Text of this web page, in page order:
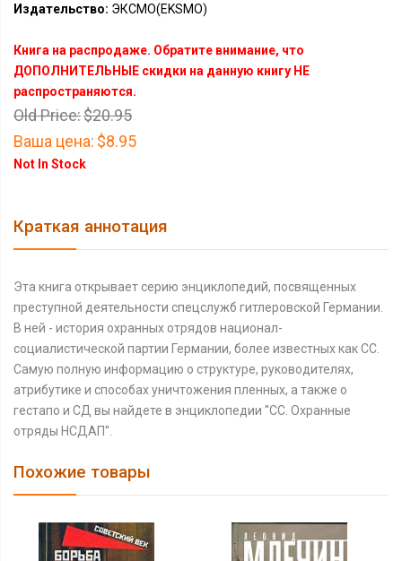
Издательство: ЭКСМО(EKSMO)
Книга на распродаже. Обратите внимание, что
ДОПОЛНИТЕЛЬНЫЕ скидки на данную книгу НЕ
распространяются.
Old Price:$20.95
Ваша цена: $8.95
Not In Stock
Краткая аннотация
Эта книга открывает серию энциклопедий, посвященных
преступной деятельности спецслужб гитлеровской Германии.
В ней - история охранных отрядов национал-
социалистической партии Германии, более известных как СС.
Самую полную информацию о структуре, руководителях,
атрибутике и способах уничтожения пленных, а также о
гестапо и СД вы найдете в энциклопедии ''СС. Охранные
отряды НСДАП''.
Похожие товары